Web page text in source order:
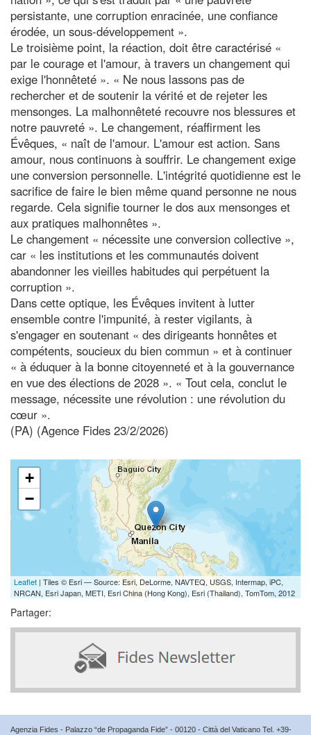
persistante, une corruption enracinée, une confiance
érodée, un sous-développement ».
Le troisième point, la réaction, doit être caractérisé «
par le courage et l'amour, à travers un changement qui
exige l'honnêteté ». « Ne nous lassons pas de
rechercher et de soutenir la vérité et de rejeter les
mensonges. La malhonnêteté recouvre nos blessures et
notre pauvreté ». Le changement, réaffirment les
Évêques, « naît de l'amour. L'amour est action. Sans
amour, nous continuons à souffrir. Le changement exige
une conversion personnelle. L'intégrité quotidienne est le
sacrifice de faire le bien même quand personne ne nous
regarde. Cela signifie tourner le dos aux mensonges et
aux pratiques malhonnêtes ».
Le changement « nécessite une conversion collective »,
car « les institutions et les communautés doivent
abandonner les vieilles habitudes qui perpétuent la
corruption ».
Dans cette optique, les Évêques invitent à lutter
ensemble contre l'impunité, à rester vigilants, à
s'engager en soutenant « des dirigeants honnêtes et
compétents, soucieux du bien commun » et à continuer
« à éduquer à la bonne citoyenneté et à la gouvernance
en vue des élections de 2028 ». « Tout cela, conclut le
message, nécessite une révolution : une révolution du
cœur ».
(PA) (Agence Fides 23/2/2026)
+
−
Leaflet | Tiles © Esri — Source: Esri, DeLorme, NAVTEQ, USGS, Intermap, iPC,
NRCAN, Esri Japan, METI, Esri China (Hong Kong), Esri (Thailand), TomTom, 2012
Partager:
Agenzia Fides - Palazzo “de Propaganda Fide” - 00120 - Città del Vaticano Tel. +39-